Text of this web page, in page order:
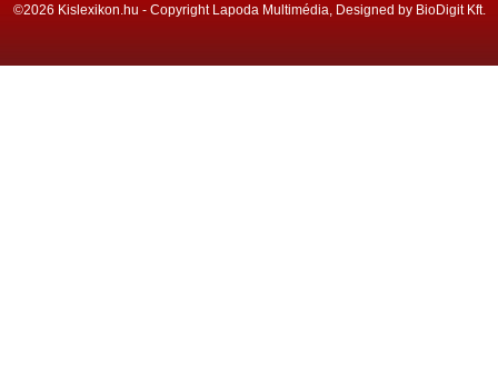
©2026 Kislexikon.hu - Copyright Lapoda Multimédia, Designed by BioDigit Kft.